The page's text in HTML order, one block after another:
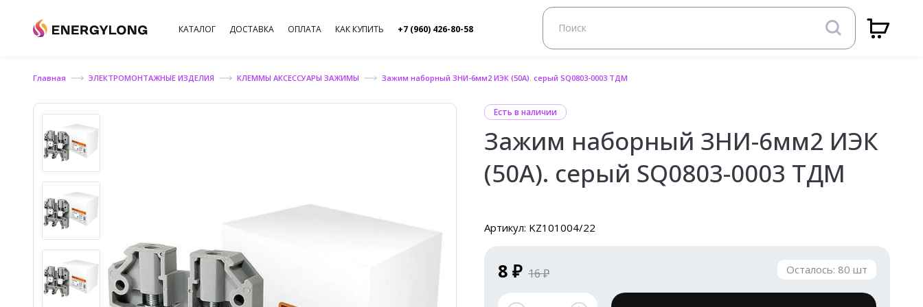
КАТАЛОГ ДОСТАВКА ОПЛАТА КАК КУПИТЬ +7 (960) 426-80-58
Главная ЭЛЕКТРОМОНТАЖНЫЕ ИЗДЕЛИЯ КЛЕММЫ АКСЕССУАРЫ ЗАЖИМЫ Зажим наборный ЗНИ-6мм2 ИЭК (50А). серый SQ0803-0003 ТДМ
Есть в наличии
Зажим наборный ЗНИ-6мм2 ИЭК
(50А). серый SQ0803-0003 ТДМ
Артикул: KZ101004/22
8 ₽ 16 ₽ Осталось: 80 шт